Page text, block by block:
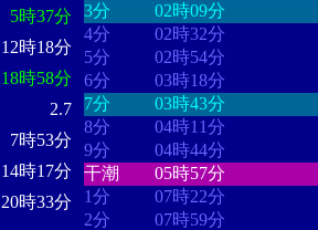
5時37分
12時18分
18時58分
2.7
7時53分
14時17分
20時33分
3分
02時09分
4分
02時32分
5分
02時54分
6分
03時18分
7分
03時43分
8分
04時11分
9分
04時44分
干潮
05時57分
1分
07時22分
2分
07時59分